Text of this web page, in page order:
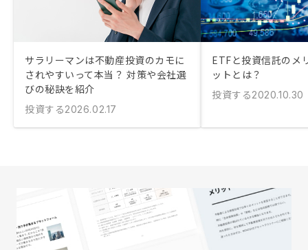
サラリーマンは不動産投資のカモに
されやすいって本当？ 対策や会社選
びの秘訣を紹介
投資する2026.02.17
ETFと投資信託のメ
ットとは？
投資する2020.10.30